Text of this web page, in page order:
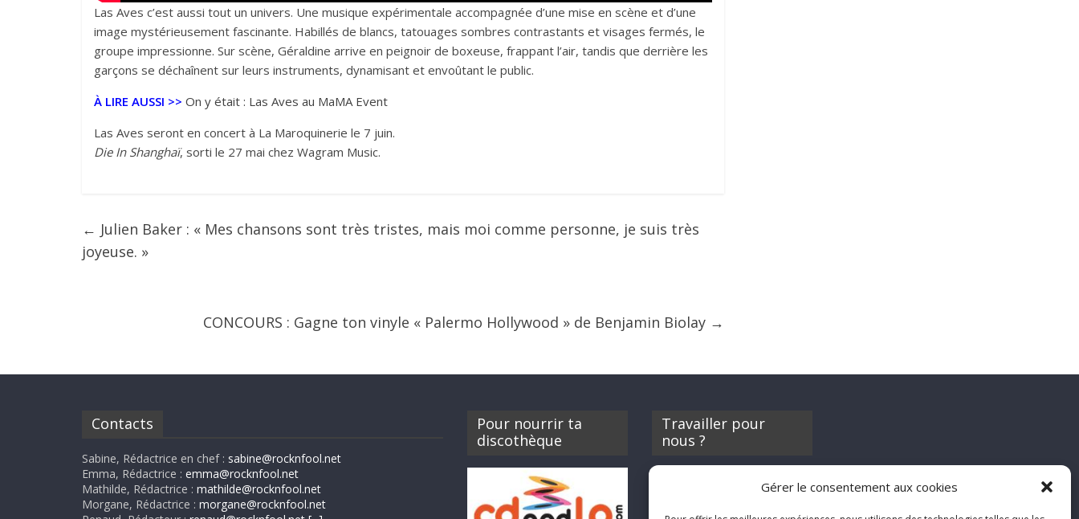
Gérer le consentement aux cookies
Las Aves c’est aussi tout un univers. Une musique expérimentale accompagnée d’une mise en scène et d’une
image mystérieusement fascinante. Habillés de blancs, tatouages sombres contrastants et visages fermés, le
groupe impressionne. Sur scène, Géraldine arrive en peignoir de boxeuse, frappant l’air, tandis que derrière les
garçons se déchaînent sur leurs instruments, dynamisant et envoûtant le public.
À LIRE AUSSI >> On y était : Las Aves au MaMA Event
Las Aves seront en concert à La Maroquinerie le 7 juin.
Die In Shanghaï, sorti le 27 mai chez Wagram Music.
← Julien Baker : « Mes chansons sont très tristes, mais moi comme personne, je suis très
joyeuse. »
CONCOURS : Gagne ton vinyle « Palermo Hollywood » de Benjamin Biolay →
Contacts
Sabine, Rédactrice en chef : sabine@rocknfool.net
Emma, Rédactrice : emma@rocknfool.net
Mathilde, Rédactrice : mathilde@rocknfool.net
Morgane, Rédactrice : morgane@rocknfool.net
Pour nourrir ta
discothèque
Travailler pour
nous ?
Rocknfool, n'hésite pas à nous